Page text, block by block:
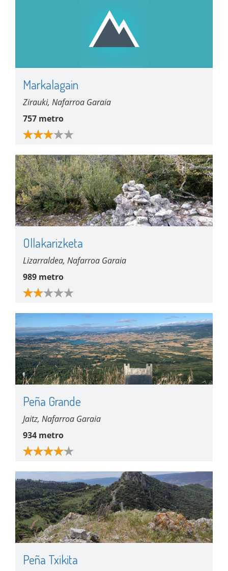
Markalagain
Zirauki, Nafarroa Garaia
757 metro
Ollakarizketa
Lizarraldea, Nafarroa Garaia
989 metro
Peña Grande
Jaitz, Nafarroa Garaia
934 metro
Peña Txikita